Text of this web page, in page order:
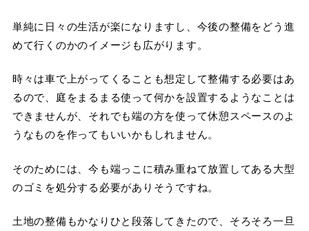
単純に日々の生活が楽になりますし、今後の整備をどう進
めて行くのかのイメージも広がります。
時々は車で上がってくることも想定して整備する必要はあ
るので、庭をまるまる使って何かを設置するようなことは
できませんが、それでも端の方を使って休憩スペースのよ
うなものを作ってもいいかもしれません。
そのためには、今も端っこに積み重ねて放置してある大型
のゴミを処分する必要がありそうですね。
土地の整備もかなりひと段落してきたので、そろそろ一旦